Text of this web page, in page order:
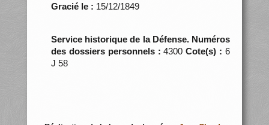
Gracié le : 15/12/1849
Service historique de la Défense. Numéros
des dossiers personnels :4300Cote(s) : 6
J 58